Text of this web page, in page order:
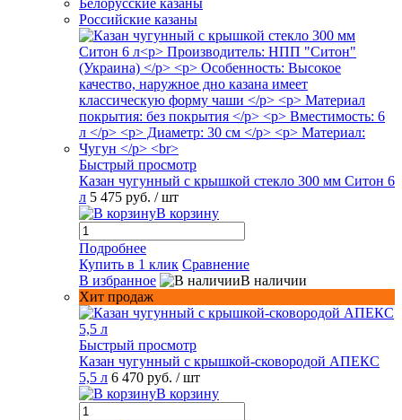
Белорусские казаны
Российские казаны
Быстрый просмотр
Казан чугунный с крышкой стекло 300 мм Ситон 6
л 5 475 руб. / шт
В корзину
Подробнее
Купить в 1 клик Сравнение
В избранное
В наличии
Хит продаж
Быстрый просмотр
Казан чугунный с крышкой-сковородой АПЕКС
5,5 л 6 470 руб. / шт
В корзину